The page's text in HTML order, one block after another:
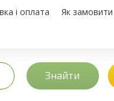
і оплата Як замовити
Знайти